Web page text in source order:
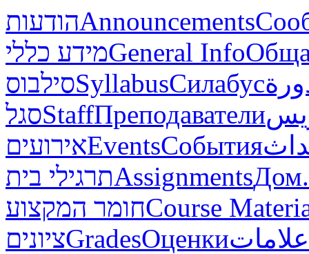
הודעותAnnouncements
מידע כלליGeneral Info
סילבוסSyllabusСилабус
סגלStaffПреподаватели
אירועיםEventsСобытия
תרגילי ביתAssignmentsДом.
חומר המקצועCourse
ציוניםGradesОценкиعلامات